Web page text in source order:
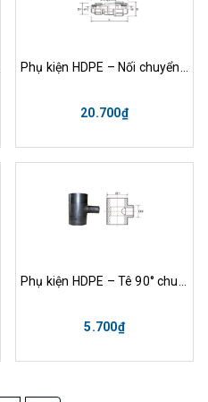
20.700₫
5.700₫